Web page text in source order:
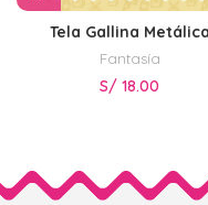
Tela Gallina Metálica
Fantasía
S/ 18.00